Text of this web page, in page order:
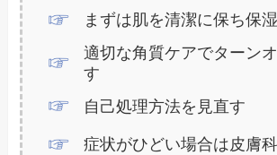
まずは肌を清潔に保ち保
適切な角質ケアでターン
す
自己処理方法を見直す
症状がひどい場合は皮膚